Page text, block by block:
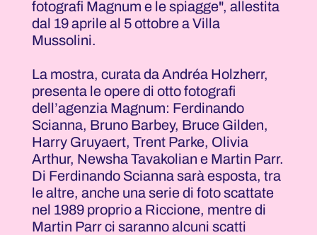
fotografi Magnum e le spiagge", allestita
dal 19 aprile al 5 ottobre a Villa
Mussolini.
La mostra, curata da Andréa Holzherr,
presenta le opere di otto fotografi
dell’agenzia Magnum: Ferdinando
Scianna, Bruno Barbey, Bruce Gilden,
Harry Gruyaert, Trent Parke, Olivia
Arthur, Newsha Tavakolian e Martin Parr.
Di Ferdinando Scianna sarà esposta, tra
le altre, anche una serie di foto scattate
nel 1989 proprio a Riccione, mentre di
Martin Parr ci saranno alcuni scatti